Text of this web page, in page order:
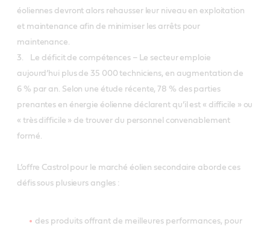
éoliennes devront alors rehausser leur niveau en exploitation
et maintenance afin de minimiser les arrêts pour
maintenance.
3. Le déficit de compétences – Le secteur emploie
aujourd’hui plus de 35 000 techniciens, en augmentation de
6 % par an. Selon une étude récente, 78 % des parties
prenantes en énergie éolienne déclarent qu’il est « difficile » ou
« très difficile » de trouver du personnel convenablement
formé.
L’offre Castrol pour le marché éolien secondaire aborde ces
défis sous plusieurs angles :
des produits offrant de meilleures performances, pour